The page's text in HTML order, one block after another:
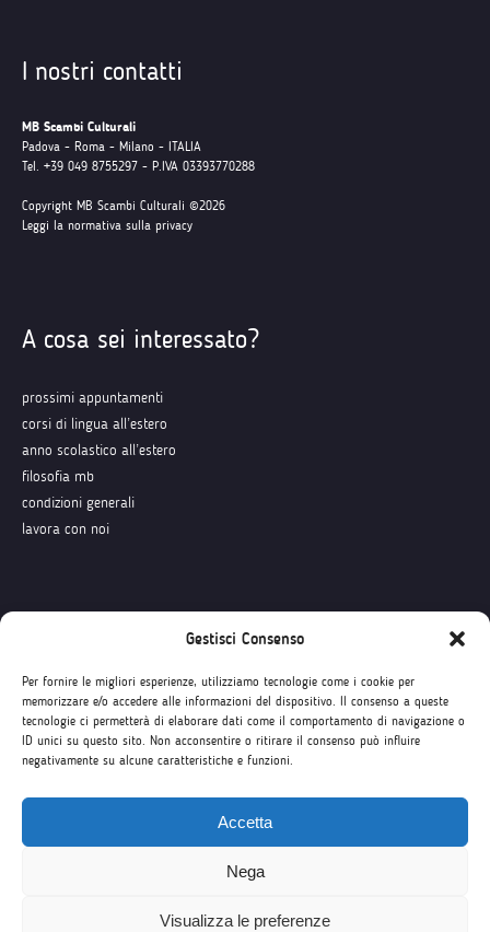
Gestisci Consenso
Per fornire le migliori esperienze, utilizziamo tecnologie come i cookie per
memorizzare e/o accedere alle informazioni del dispositivo. Il consenso a queste
tecnologie ci permetterà di elaborare dati come il comportamento di navigazione o
ID unici su questo sito. Non acconsentire o ritirare il consenso può influire
negativamente su alcune caratteristiche e funzioni.
Accetta
Nega
Visualizza le preferenze
I nostri contatti
MB Scambi Culturali
Padova - Roma - Milano - ITALIA
Tel. +39 049 8755297 - P.IVA 03393770288
Copyright MB Scambi Culturali ©2026
Leggi la normativa sulla privacy
A cosa sei interessato?
prossimi appuntamenti
corsi di lingua all’estero
anno scolastico all’estero
filosofia mb
condizioni generali
lavora con noi